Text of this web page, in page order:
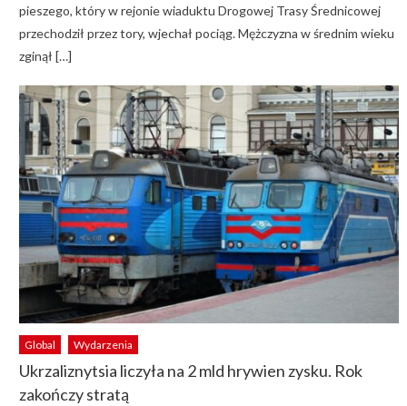
pieszego, który w rejonie wiaduktu Drogowej Trasy Średnicowej
przechodził przez tory, wjechał pociąg. Mężczyzna w średnim wieku
zginął […]
Global Wydarzenia
Ukrzaliznytsia liczyła na 2 mld hrywien zysku. Rok
zakończy stratą